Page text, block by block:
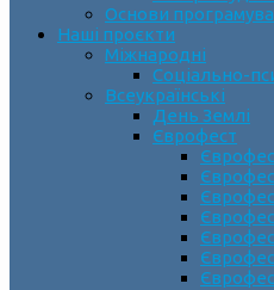
Основи
Наші проєкти
Міжнародні
Соціально-
Всеукраїнські
День Землі
Єврофест